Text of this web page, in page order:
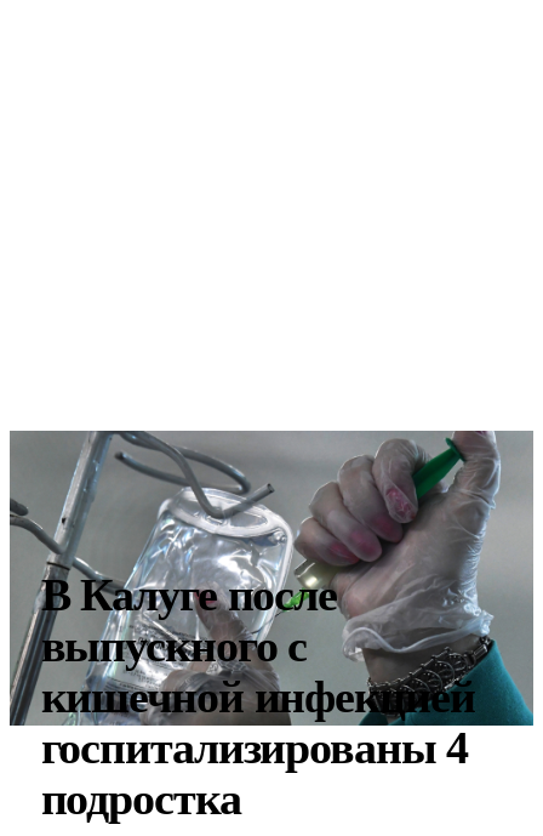
В Калуге после
выпускного с
кишечной инфекцией
госпитализированы 4
подростка